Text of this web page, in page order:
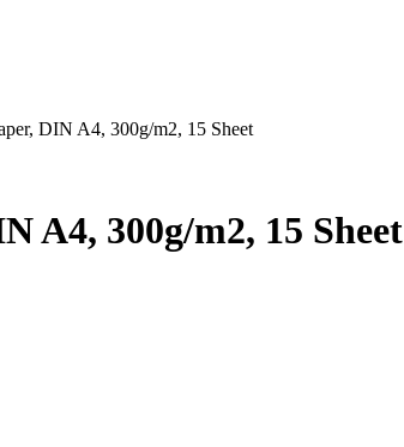
DIN A4, 300g/m2, 15 Sheet
A4, 300g/m2, 15 Sheet